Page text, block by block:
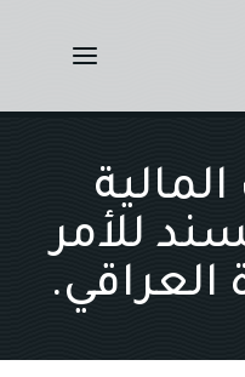
للأمر
العراقي.